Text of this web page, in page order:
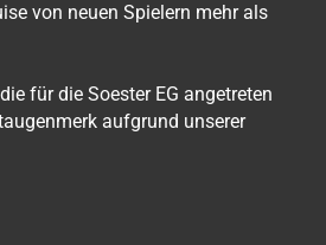
von neuen Spielern mehr als
für die Soester EG angetreten
aufgrund unserer